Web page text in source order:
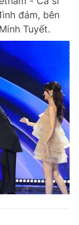
đám, bên
Tuyết.